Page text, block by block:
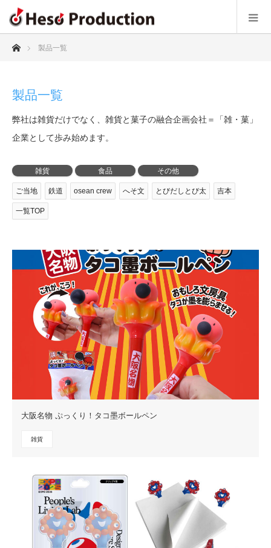
ホーム製品一覧
製品一覧
弊社は雑貨だけでなく、雑貨と菓子の融合企画会社＝「雑・菓」
企業として歩み始めます。
雑貨 食品 その他
ご当地 鉄道 osean crew へそ文 とびだしとび太 吉本
一覧TOP
大阪名物 ぷっくり！タコ墨ボールペン
雑貨